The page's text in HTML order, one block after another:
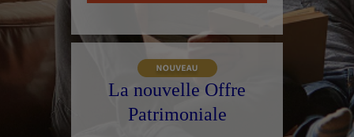
La nouvelle Offre
Patrimoniale